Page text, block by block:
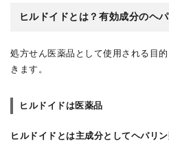
ヒルドイドとは？有効成分のヘ
処方せん医薬品として使用される目
きます。
ヒルドイドは医薬品
ヒルドイドとは主成分としてヘパリ